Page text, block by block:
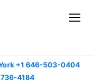
+1 646-503-0404
4184